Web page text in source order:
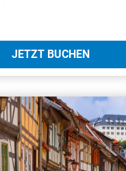
JETZT BUCHEN